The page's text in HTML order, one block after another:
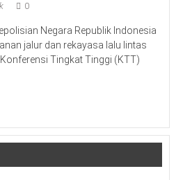
0
Negara Republik Indonesia
jalur dan rekayasa lalu lintas
Tingkat Tinggi (KTT)